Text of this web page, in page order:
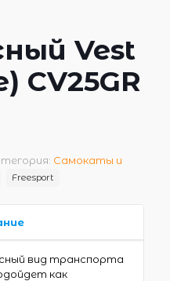
Vest
CV25GR
Самокаты и
Freesport
вид транспорта
как